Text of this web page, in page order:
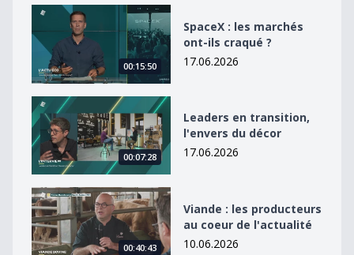
SpaceX : les marchés ont-ils craqué ?
00:15:50
SpaceX : les marchés
ont-ils craqué ?
17.06.2026
Leaders en transition, l&#039;envers du décor
00:07:28
Leaders en transition,
l'envers du décor
17.06.2026
Viande : les producteurs au coeur de l&#039;actualité
00:40:43
Viande : les producteurs
au coeur de l'actualité
10.06.2026